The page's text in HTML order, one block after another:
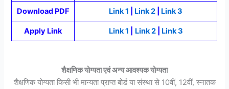
Download PDF Link 1 Link 2 Link 3
Apply Link Link 1 Link 2 Link 3
शैक्षणिक योग्यता एवं अन्य आवश्यक योग्यता
शैक्षणिक योग्यता किसी भी मान्यता प्राप्त बोर्ड या संस्था से 10वीं, 12वीं, स्नातक